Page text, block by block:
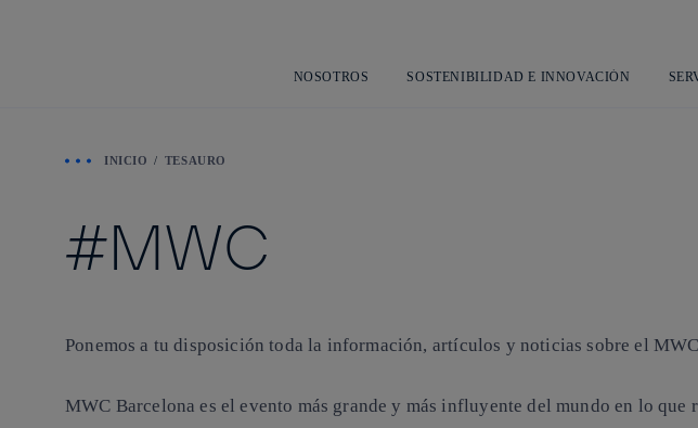
principal
NOSOTROS SOSTENIBILIDAD E INNOVACIÓN
INICIO TESAURO
MWC
Ponemos a tu disposición toda la información, artículos y noticias sobre el
MWC Barcelona es el evento más grande y más influyente del mundo en lo